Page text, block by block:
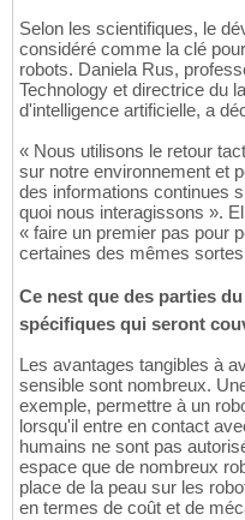
Selon les scientifiques, le
considéré comme la clé
robots. Daniela Rus,
Technology et directrice du
d'intelligence artificielle, a
« Nous utilisons le retour
sur notre environnement et
des informations continues
quoi nous interagissons ».
« faire un premier pas pour
certaines des mêmes
Ce nest que des parties
spécifiques qui seront
Les avantages tangibles à
sensible sont nombreux.
exemple, permettre à un
lorsqu'il entre en contact
humains ne sont pas
espace que de nombreux
place de la peau sur les
en termes de coût et de